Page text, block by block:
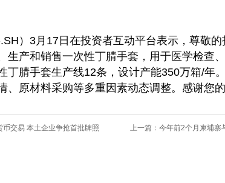
）3月17日在投资者互动平台表示，尊敬的
生产和销售一次性丁腈手套，用于医学检查
丁腈手套生产线12条，设计产能350万箱/年
、原材料采购等多重因素动态调整。感谢您的
币交易 本土企业争抢首批牌照 上一篇： 今年前2个月柬埔寨